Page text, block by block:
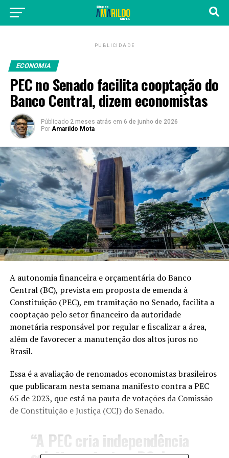
PUBLICIDADE
ECONOMIA
PEC no Senado facilita cooptação do
Banco Central, dizem economistas
Públicado 2 meses atrás em 6 de junho de 2026
Por Amarildo Mota
A autonomia financeira e orçamentária do Banco
Central (BC), prevista em proposta de emenda à
Constituição (PEC), em tramitação no Senado, facilita a
cooptação pelo setor financeiro da autoridade
monetária responsável por regular e fiscalizar a área,
além de favorecer a manutenção dos altos juros no
Brasil.
Essa é a avaliação de renomados economistas brasileiros
que publicaram nesta semana manifestocontra a PEC
65 de 2023, que está na pauta de votações da Comissão
de Constituição e Justiça (CCJ) do Senado.
“A PEC cria independência